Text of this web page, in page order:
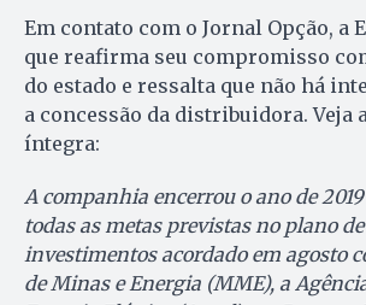
Em contato com o Jornal Opção, a
que reafirma seu compromisso
do estado e ressalta que não há
a concessão da distribuidora. Veja
íntegra:
A companhia encerrou o ano de
todas as metas previstas no plano de
investimentos acordado em agosto
de Minas e Energia (MME), a